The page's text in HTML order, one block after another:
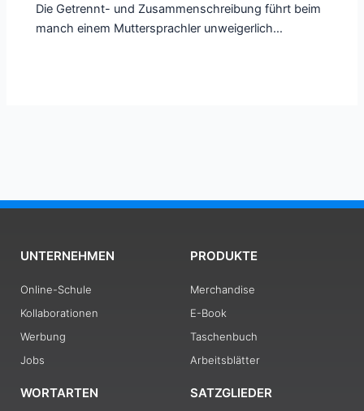
Die Getrennt- und Zusammenschreibung führt beim
manch einem Muttersprachler unweigerlich…
UNTERNEHMEN
Online-Schule
Kollaborationen
Werbung
Jobs
PRODUKTE
Merchandise
E-Book
Taschenbuch
Arbeitsblätter
WORTARTEN SATZGLIEDER